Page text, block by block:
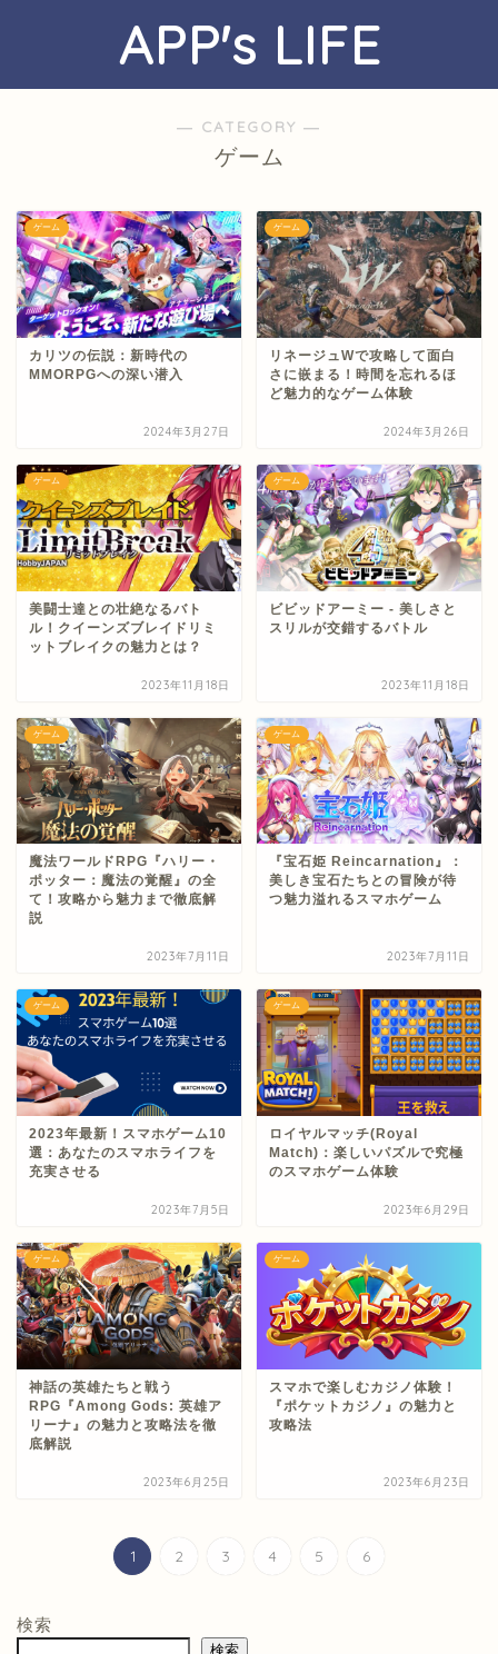
APP's LIFE
― CATEGORY ―
ゲーム
ゲーム
カリツの伝説：新時代の
MMORPGへの深い潜入
2024年3月27日
ゲーム
リネージュWで攻略して面白
さに嵌まる！時間を忘れるほ
ど魅力的なゲーム体験
2024年3月26日
ゲーム
美闘士達との壮絶なるバト
ル！クイーンズブレイドリミ
ットブレイクの魅力とは？
2023年11月18日
ゲーム
ビビッドアーミー - 美しさと
スリルが交錯するバトル
2023年11月18日
ゲーム
魔法ワールドRPG『ハリー・
ポッター：魔法の覚醒』の全
て！攻略から魅力まで徹底解
説
2023年7月11日
ゲーム
『宝石姫 Reincarnation』：
美しき宝石たちとの冒険が待
つ魅力溢れるスマホゲーム
2023年7月11日
ゲーム
2023年最新！スマホゲーム10
選：あなたのスマホライフを
充実させる
2023年7月5日
ゲーム
ロイヤルマッチ(Royal
Match)：楽しいパズルで究極
のスマホゲーム体験
2023年6月29日
ゲーム
神話の英雄たちと戦う
RPG『Among Gods: 英雄ア
リーナ』の魅力と攻略法を徹
底解説
2023年6月25日
ゲーム
スマホで楽しむカジノ体験！
『ポケットカジノ』の魅力と
攻略法
2023年6月23日
1 2 3 4 5 6
検索
検索